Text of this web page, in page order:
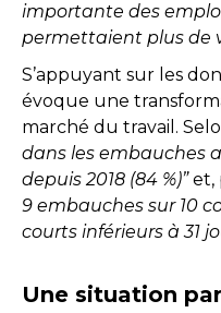
importante des
permettaient plus de
S’appuyant sur les
évoque une
marché du travail.
dans les embauches
depuis 2018 (84 %)”et,
9 embauches sur 10
courts inférieurs à 31
Une situation